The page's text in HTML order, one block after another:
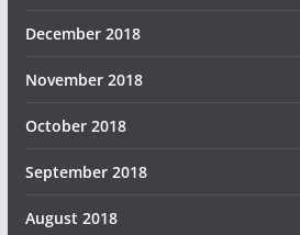
December 2018
November 2018
October 2018
September 2018
August 2018